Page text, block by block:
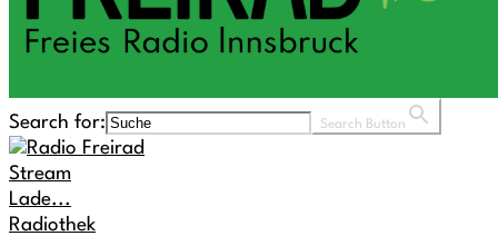
Search for: Search Button
Stream
Lade...
Radiothek